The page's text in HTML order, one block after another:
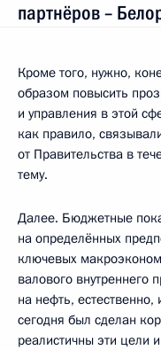
партнёров –
Кроме того, нужно,
образом повысить
и управления в этой
как правило,
от Правительства в
тему.
Далее. Бюджетные
на определённых
ключевых
валового внутреннего
на нефть,
сегодня был сделан
реалистичны эти цели